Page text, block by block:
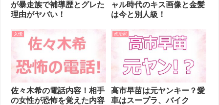
が暴走族で補導歴とグレた
理由がヤバい！
ャル時代のキス画像と金髪
は今と別人級！
女優
佐々木希の電話内容！相手
の女性が恐怖を覚えた内容
政治家
高市早苗は元ヤンキー？愛
車はスープラ、バイク